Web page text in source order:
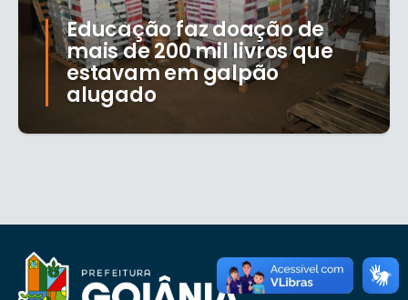
Educação faz doação de
mais de 200 mil livros que
estavam em galpão
alugado